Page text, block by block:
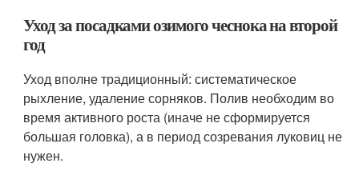
Уход за посадками озимого чеснока на второй
год
Уход вполне традиционный: систематическое
рыхление, удаление сорняков. Полив необходим во
время активного роста (иначе не сформируется
большая головка), а в период созревания луковиц не
нужен.